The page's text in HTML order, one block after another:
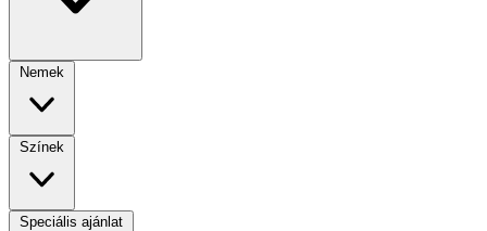
Nemek
Színek
Speciális ajánlat